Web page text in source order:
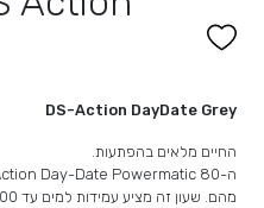
DS-Action DayDate Grey
החיים מלאים בהפתעות.